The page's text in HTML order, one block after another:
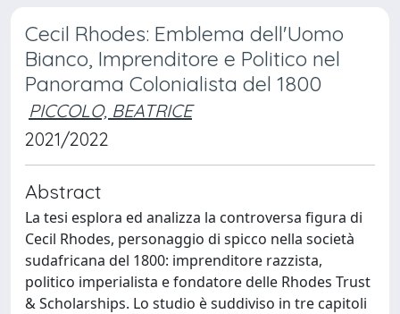
Cecil Rhodes: Emblema dell'Uomo
Bianco, Imprenditore e Politico nel
Panorama Colonialista del 1800
PICCOLO, BEATRICE
2021/2022
Abstract
La tesi esplora ed analizza la controversa figura di
Cecil Rhodes, personaggio di spicco nella società
sudafricana del 1800: imprenditore razzista,
politico imperialista e fondatore delle Rhodes Trust
& Scholarships. Lo studio è suddiviso in tre capitoli